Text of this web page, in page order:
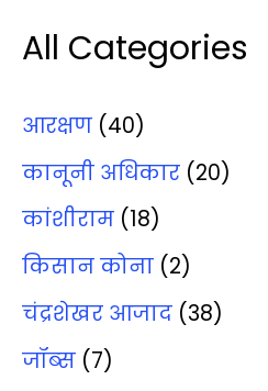
All Categories
आरक्षण (40)
कानूनी अधिकार (20)
कांशीराम (18)
किसान कोना (2)
चंद्रशेखर आजाद (38)
जॉब्‍स (7)